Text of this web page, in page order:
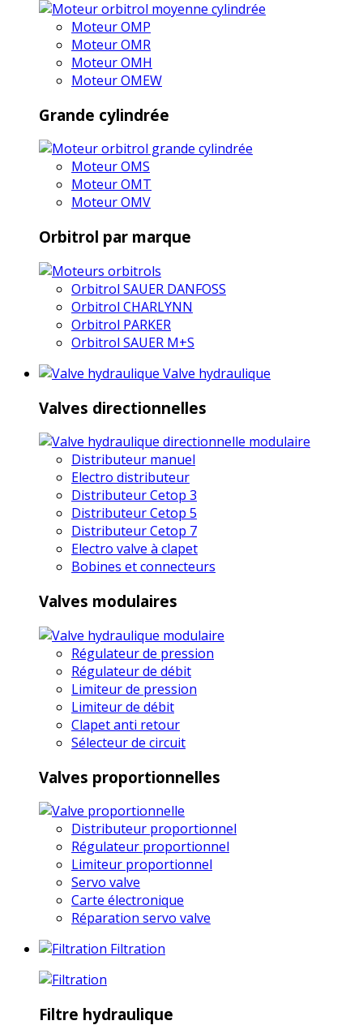
Moteur OMP
Moteur OMR
Moteur OMH
Moteur OMEW
Grande cylindrée
Moteur OMS
Moteur OMT
Moteur OMV
Orbitrol par marque
Orbitrol SAUER DANFOSS
Orbitrol CHARLYNN
Orbitrol PARKER
Orbitrol SAUER M+S
Valve hydraulique
Valves directionnelles
Distributeur manuel
Electro distributeur
Distributeur Cetop 3
Distributeur Cetop 5
Distributeur Cetop 7
Electro valve à clapet
Bobines et connecteurs
Valves modulaires
Régulateur de pression
Régulateur de débit
Limiteur de pression
Limiteur de débit
Clapet anti retour
Sélecteur de circuit
Valves proportionnelles
Distributeur proportionnel
Régulateur proportionnel
Limiteur proportionnel
Servo valve
Carte électronique
Réparation servo valve
Filtration
Filtre hydraulique